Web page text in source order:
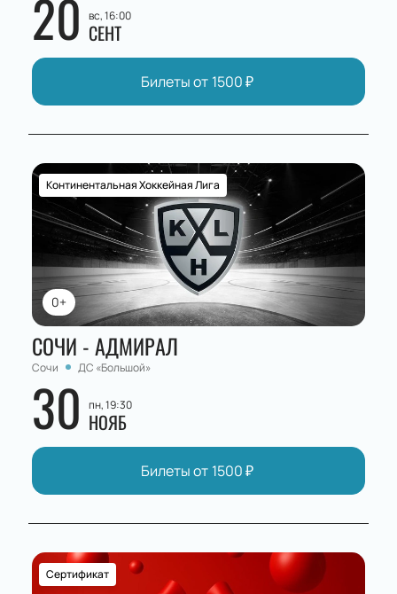
20 вс, 16:00
СЕНТ
Билеты от 1500₽
0+
Континентальная Хоккейная Лига
СОЧИ - АДМИРАЛ
Сочи ДС «Большой»
30 пн, 19:30
НОЯБ
Билеты от 1500₽
Сертификат